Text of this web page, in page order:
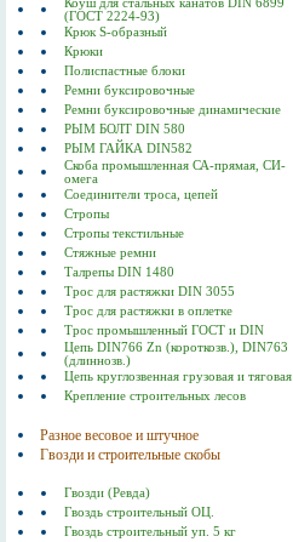
(ГОСТ 2224-93)
Крюк S-образный
Крюки
Полиспастные блоки
Ремни буксировочные
Ремни буксировочные динамические
РЫМ БОЛТ DIN 580
РЫМ ГАЙКА DIN582
Скоба промышленная СА-прямая, СИ-
омега
Соединители троса, цепей
Стропы
Стропы текстильные
Стяжные ремни
Талрепы DIN 1480
Трос для растяжки DIN 3055
Трос для растяжки в оплетке
Трос промышленный ГОСТ и DIN
Цепь DIN766 Zn (короткозв.), DIN763
(длиннозв.)
Цепь круглозвенная грузовая и тяговая
Крепление строительных лесов
Разное весовое и штучное
Гвозди и строительные скобы
Гвозди (Ревда)
Гвоздь строительный ОЦ.
Гвоздь строительный уп. 5 кг